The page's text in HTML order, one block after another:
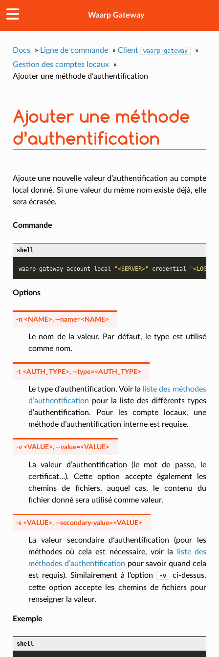
Waarp Gateway
Docs » Ligne de commande » Client waarp-gateway
»
Gestion des comptes locaux
»
Ajouter une méthode d’authentification
Ajouter une méthode
d’authentification
Ajoute une nouvelle valeur d’authentification au compte
local donné. Si une valeur du même nom existe déjà, elle
sera écrasée.
Commande
shell
waarp-gateway account local "<SERVER>" credential
Options
-n <NAME>, --name=<NAME>
Le nom de la valeur. Par défaut, le type est utilisé
comme nom.
-t <AUTH_TYPE>, --type=<AUTH_TYPE>
Le type d’authentification. Voir la
liste des méthodes
d’authentification pour la liste des différents types
d’authentification. Pour les compte locaux, une
méthode d’authentification interne est requise.
-v <VALUE>, --value=<VALUE>
La valeur d’authentification (le mot de passe, le
certificat…). Cette option accepte également les
chemins de fichiers, auquel cas, le contenu du
fichier donné sera utilisé comme valeur.
-s <VALUE>, --secondary-value=<VALUE>
La valeur secondaire d’authentification (pour les
méthodes où cela est nécessaire, voir la
liste des
méthodes d’authentification pour savoir quand cela
est requis). Similairement à l’option
-v
ci-dessus,
cette option accepte les chemins de fichiers pour
renseigner la valeur.
Exemple
shell